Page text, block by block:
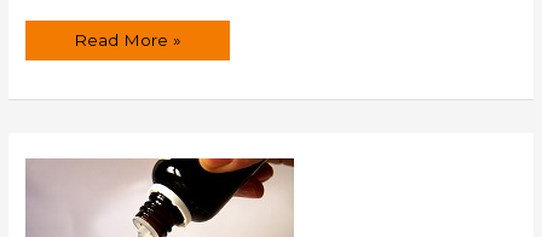
La
alergias.
Read More »